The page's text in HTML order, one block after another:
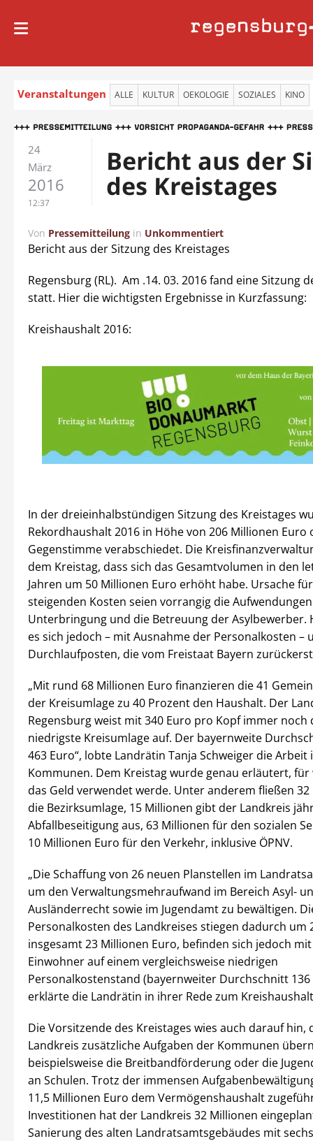
regensburg
Veranstaltungen ALLE KULTUR OEKOLOGIE SOZIALES KINO
24
März
2016
12:37
Bericht aus der
des Kreistages
Von Pressemitteilung in Unkommentiert
Bericht aus der Sitzung des Kreistages
Regensburg (RL). Am .14. 03. 2016 fand eine Sitzung
statt. Hier die wichtigsten Ergebnisse in Kurzfassung:
Kreishaushalt 2016:
In der dreieinhalbstündigen Sitzung des Kreistages
Rekordhaushalt 2016 in Höhe von 206 Millionen Euro
Gegenstimme verabschiedet. Die
dem Kreistag, dass sich das Gesamtvolumen in den
Jahren um 50 Millionen Euro erhöht habe. Ursache
steigenden Kosten seien vorrangig die
Unterbringung und die Betreuung der Asylbewerber.
es sich jedoch – mit Ausnahme der Personalkosten –
Durchlaufposten, die vom Freistaat Bayern
„Mit rund 68 Millionen Euro finanzieren die 41
der Kreisumlage zu 40 Prozent den Haushalt. Der
Regensburg weist mit 340 Euro pro Kopf immer noch
niedrigste Kreisumlage auf. Der bayernweite
463 Euro“, lobte Landrätin Tanja Schweiger die Arbeit
Kommunen. Dem Kreistag wurde genau erläutert, für
das Geld verwendet werde. Unter anderem fließen
die Bezirksumlage, 15 Millionen gibt der Landkreis
Abfallbeseitigung aus, 63 Millionen für den sozialen
10 Millionen Euro für den Verkehr, inklusive ÖPNV.
„Die Schaffung von 26 neuen Planstellen im
um den Verwaltungsmehraufwand im Bereich Asyl-
Ausländerrecht sowie im Jugendamt zu bewältigen.
Personalkosten des Landkreises stiegen dadurch um
insgesamt 23 Millionen Euro, befinden sich jedoch
Einwohner auf einem vergleichsweise niedrigen
Personalkostenstand (bayernweiter Durchschnitt 136
erklärte die Landrätin in ihrer Rede zum
Die Vorsitzende des Kreistages wies auch darauf hin,
Landkreis zusätzliche Aufgaben der Kommunen
beispielsweise die Breitbandförderung oder die
an Schulen. Trotz der immensen
11,5 Millionen Euro dem Vermögenshaushalt
Investitionen hat der Landkreis 32 Millionen
Sanierung des alten Landratsamtsgebäudes mit